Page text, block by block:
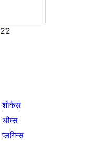
22
शोकेस
थीम्स
प्लगिन्स